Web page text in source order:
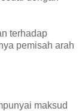
terhadap
pemisah arah
maksud